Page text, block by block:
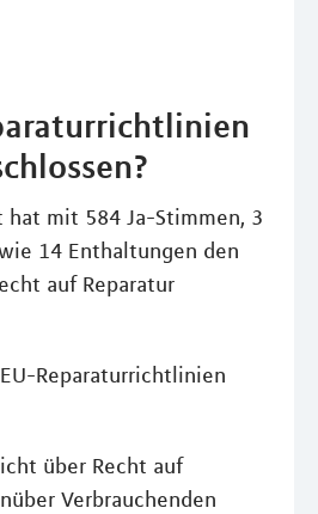
hat mit 584 Ja-Stimmen, 3
14 Enthaltungen den
auf Reparatur
Reparaturrichtlinien
über Recht auf
Verbrauchenden